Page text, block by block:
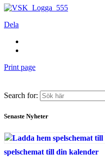
Dela
Print page
Search for:
Senaste Nyheter
spelschemat till din kalender